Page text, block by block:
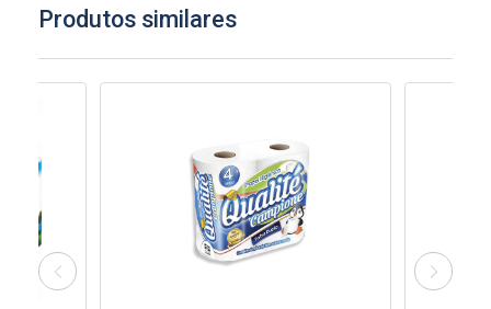
Produtos similares